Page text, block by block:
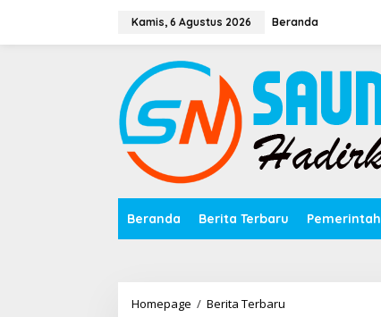
Kamis, 6 Agustus 2026 Beranda
Beranda Berita Terbaru
Homepage / Berita Terbaru